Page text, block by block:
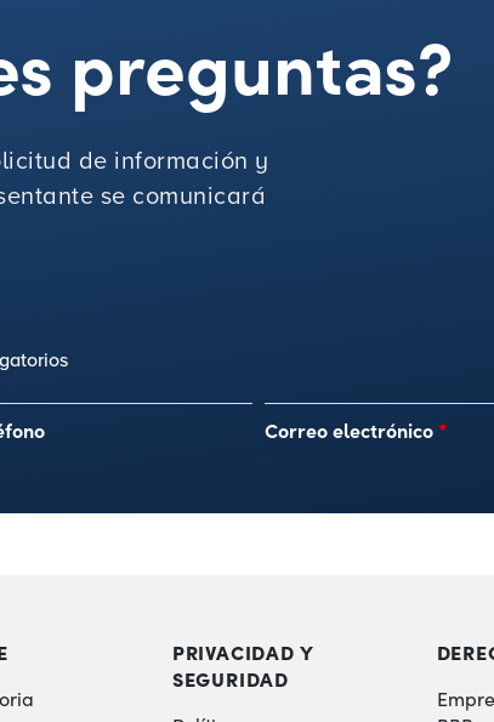
preguntas?
de información y
se comunicará
Correo electrónico*
PRIVACIDAD Y
SEGURIDAD